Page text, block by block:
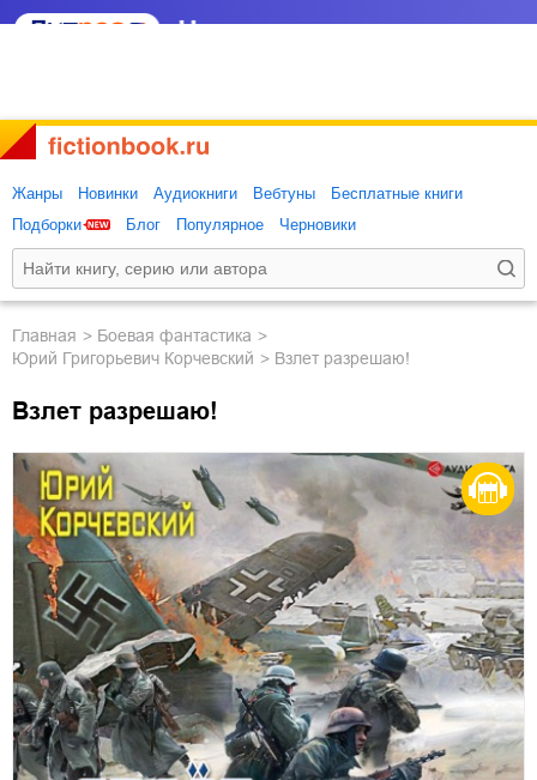
Жанры Новинки Аудиокниги Вебтуны
Бесплатные книги
Подборки
Блог Популярное Черновики
Главная
боевая фантастика
Юрий Григорьевич Корчевский
Взлет разрешаю!
Взлет разрешаю!